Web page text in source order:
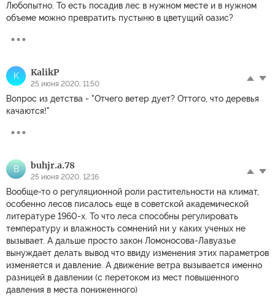
Любопытно. То есть посадив лес в нужном месте и в нужном
объеме можно превратить пустыню в цветущий оазис?
K KalikP
25 июня 2020, 11:50
Вопрос из детства - "Отчего ветер дует? Оттого, что деревья
качаются!"
B buhjr.a.78
25 июня 2020, 12:16
Вообще-то о регуляционной роли растительности на климат,
особенно лесов писалось еще в советской академической
литературе 1960-х. То что леса способны регулировать
температуру и влажность сомнений ни у каких ученых не
вызывает. А дальше просто закон Ломоносова-Лавуазье
вынуждает делать вывод что ввиду изменения этих параметров
изменяется и давление. А движение ветра вызывается именно
разницей в давлении (с перетоком из мест повышенного
давления в места пониженного)